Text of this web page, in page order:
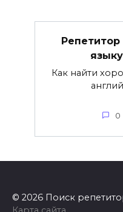
Как найти
0
© 2026 Поиск